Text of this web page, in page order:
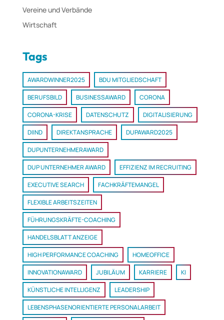
Vereine und Verbände
Wirtschaft
Tags
AWARDWINNER2025 BDU MITGLIEDSCHAFT
BERUFSBILD BUSINESSAWARD CORONA
CORONA-KRISE DATENSCHUTZ DIGITALISIERUNG
DIIND DIREKTANSPRACHE DUPAWARD2025
DUPUNTERNEHMERAWARD
DUP UNTERNEHMER AWARD EFFIZIENZ IM RECRUITING
EXECUTIVE SEARCH FACHKRÄFTEMANGEL
FLEXIBLE ARBEITSZEITEN
FÜHRUNGSKRÄFTE-COACHING
HANDELSBLATT ANZEIGE
HIGH PERFORMANCE COACHING HOMEOFFICE
INNOVATIONAWARD JUBILÄUM KARRIERE KI
KÜNSTLICHE INTELLIGENZ LEADERSHIP
LEBENSPHASENORIENTIERTE PERSONALARBEIT